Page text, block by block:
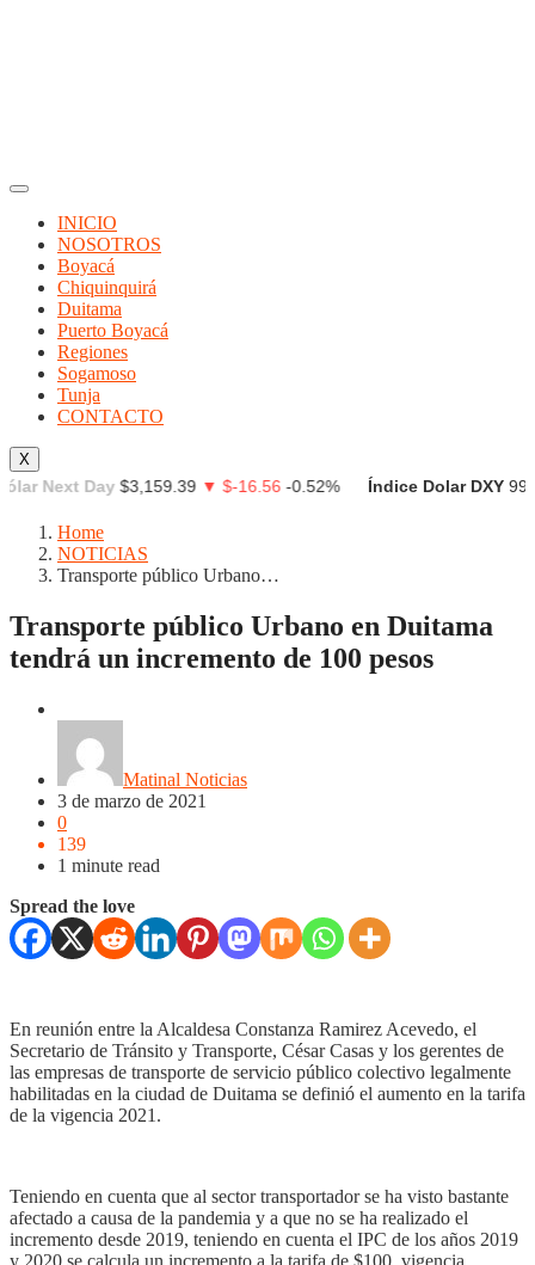
INICIO
NOSOTROS
Boyacá
Chiquinquirá
Duitama
Puerto Boyacá
Regiones
Sogamoso
Tunja
CONTACTO
X
Next Day $3,159.39 ▼ $-16.56-0.52% Índice Dolar DXY 99.871
Home
NOTICIAS
Transporte público Urbano…
Transporte público Urbano en Duitama
tendrá un incremento de 100 pesos
Matinal Noticias
3 de marzo de 2021
0
139
1 minute read
Spread the love
En reunión entre la Alcaldesa Constanza Ramirez Acevedo, el
Secretario de Tránsito y Transporte, César Casas y los gerentes de
las empresas de transporte de servicio público colectivo legalmente
habilitadas en la ciudad de Duitama se definió el aumento en la tarifa
de la vigencia 2021.
Teniendo en cuenta que al sector transportador se ha visto bastante
afectado a causa de la pandemia y a que no se ha realizado el
incremento desde 2019, teniendo en cuenta el IPC de los años 2019
y 2020 se calcula un incremento a la tarifa de $100. vigencia